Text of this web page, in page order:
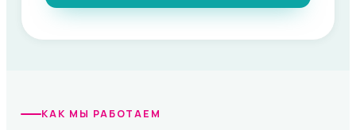
КАК МЫ РАБОТАЕМ